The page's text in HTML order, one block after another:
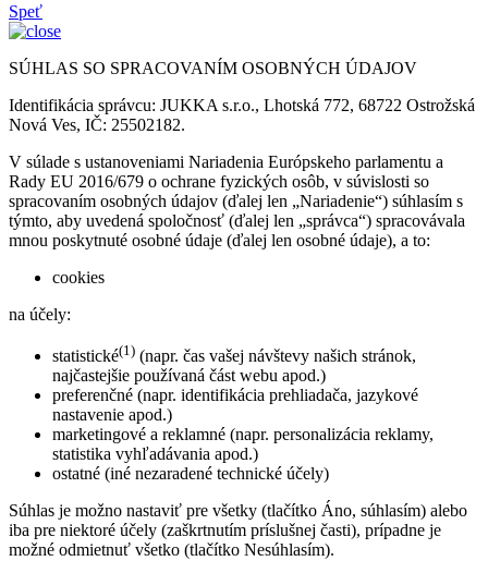
Speť
SÚHLAS SO SPRACOVANÍM OSOBNÝCH ÚDAJOV
Identifikácia správcu: JUKKA s.r.o., Lhotská 772, 68722 Ostrožská
Nová Ves, IČ: 25502182.
V súlade s ustanoveniami Nariadenia Európskeho parlamentu a
Rady EU 2016/679 o ochrane fyzických osôb, v súvislosti so
spracovaním osobných údajov (ďalej len „Nariadenie“) súhlasím s
týmto, aby uvedená spoločnosť (ďalej len „správca“) spracovávala
mnou poskytnuté osobné údaje (ďalej len osobné údaje), a to:
cookies
na účely:
statistické(1) (napr. čas vašej návštevy našich stránok,
najčastejšie používaná část webu apod.)
preferenčné (napr. identifikácia prehliadača, jazykové
nastavenie apod.)
marketingové a reklamné (napr. personalizácia reklamy,
statistika vyhľadávania apod.)
ostatné (iné nezaradené technické účely)
Súhlas je možno nastaviť pre všetky (tlačítko Áno, súhlasím) alebo
iba pre niektoré účely (zaškrtnutím príslušnej časti), prípadne je
možné odmietnuť všetko (tlačítko Nesúhlasím).